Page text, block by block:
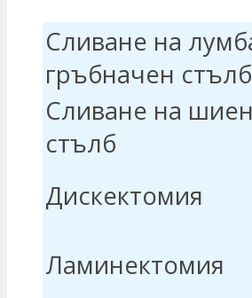
Сливане на
гръбначен стълб
Сливане на
стълб
Дискектомия
Ламинектомия